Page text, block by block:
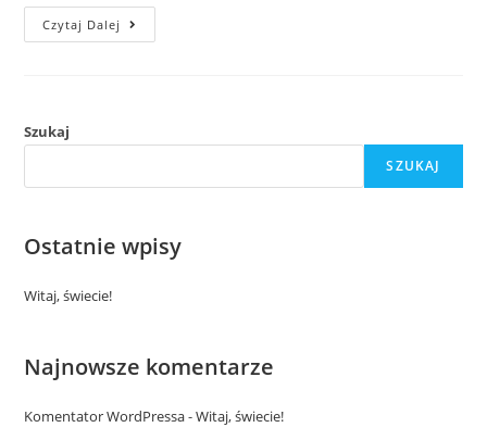
Czytaj Dalej Witaj,
Świecie!
Szukaj
SZUKAJ
Ostatnie wpisy
Witaj, świecie!
Najnowsze komentarze
Komentator WordPressa-Witaj, świecie!